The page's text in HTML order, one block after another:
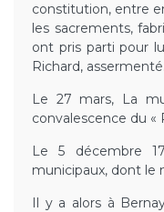
constitution, entre
les sacrements,
ont pris parti pour
Richard, assermenté.
Le 27 mars, La
convalescence du «
Le 5 décembre
municipaux, dont le
Il y a alors à